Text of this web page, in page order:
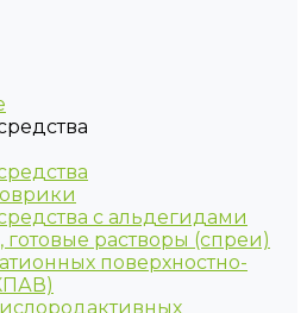
с альдегидами
растворы (спреи)
поверхностно-